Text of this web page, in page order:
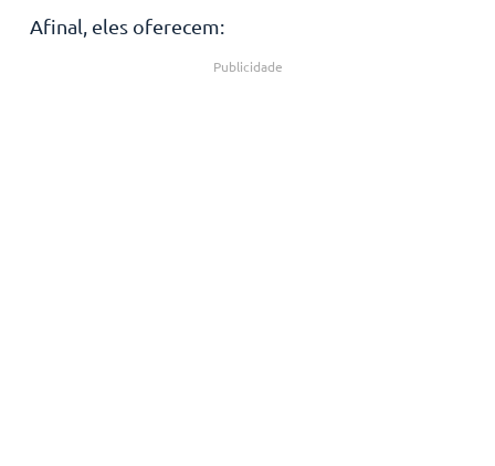
Afinal, eles oferecem:
Publicidade